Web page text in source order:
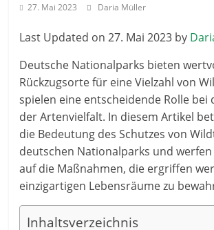
27. Mai 2023 Daria Müller
Last Updated on 27. Mai 2023 by
Deutsche Nationalparks bieten
Rückzugsorte für eine Vielzahl von
spielen eine entscheidende Rolle bei
der Artenvielfalt. In diesem Artikel
die Bedeutung des Schutzes von
deutschen Nationalparks und werfen
auf die Maßnahmen, die ergriffen
einzigartigen Lebensräume zu
Inhaltsverzeichnis